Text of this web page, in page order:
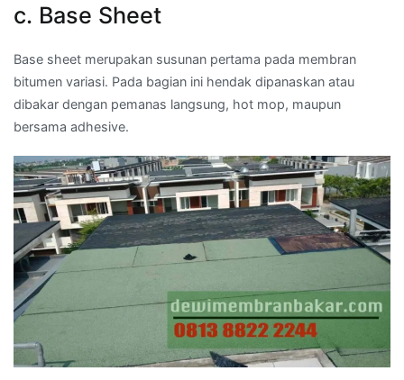
c. Base Sheet
Base sheet merupakan susunan pertama pada membran
bitumen variasi. Pada bagian ini hendak dipanaskan atau
dibakar dengan pemanas langsung, hot mop, maupun
bersama adhesive.